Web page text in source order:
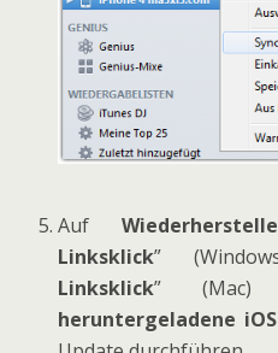
Auf
Linksklick”
Linksklick”
heruntergeladene